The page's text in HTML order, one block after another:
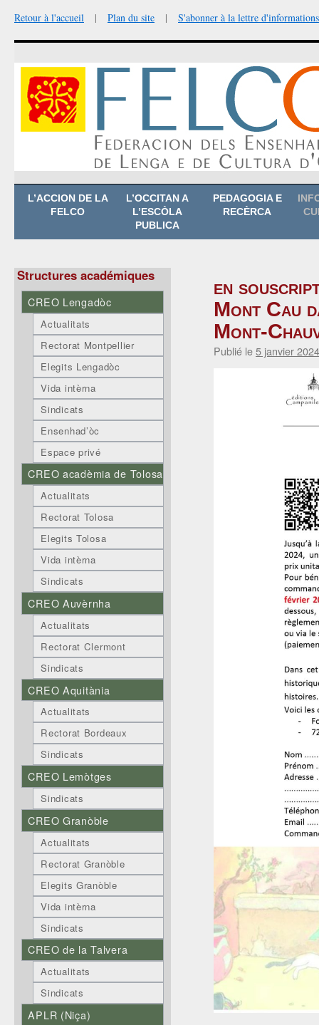
Retour à l'accueil | Plan du site | S'abonner à la lettre d'informations
AllerL’ACCION DE LA
FELCO
L’OCCITAN A
L’ESCÒLA
PUBLICA
PEDAGOGIA E
RECÈRCA
en
Mont Cau
Mont-
Publié le5 janvier 2024
Structures académiques
CREO Lengadòc
Actualitats
Rectorat Montpellier
Elegits Lengadòc
Vida intèrna
Sindicats
Ensenhad’òc
Espace privé
CREO acadèmia de Tolosa
Actualitats
Rectorat Tolosa
Elegits Tolosa
Vida intèrna
Sindicats
CREO Auvèrnha
Actualitats
Rectorat Clermont
Sindicats
CREO Aquitània
Actualitats
Rectorat Bordeaux
Sindicats
CREO Lemòtges
Sindicats
CREO Granòble
Actualitats
Rectorat Granòble
Elegits Granòble
Vida intèrna
Sindicats
CREO de la Talvera
Actualitats
Sindicats
APLR (Niça)